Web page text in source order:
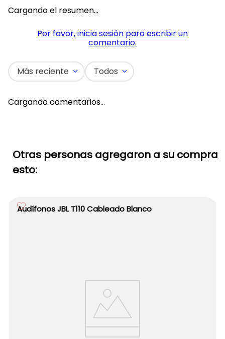
Cargando el resumen…
Por favor, inicia sesión para escribir un
comentario.
Más reciente Todos
Cargando comentarios…
Otras personas agregaron a su compra
esto:
Audífonos JBL T110 Cableado Blanco